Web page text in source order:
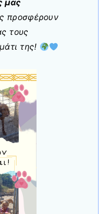
μας
προσφέρουν
τους
της!